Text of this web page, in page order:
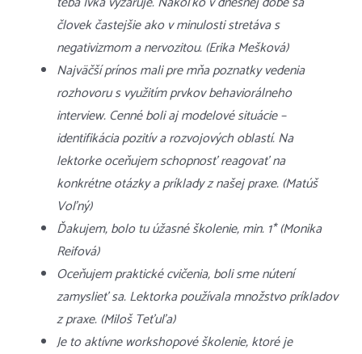
človek častejšie ako v minulosti stretáva s
negativizmom a nervozitou. (Erika Mešková)
Najväčší prínos mali pre mňa poznatky vedenia
rozhovoru s využitím prvkov behaviorálneho
interview. Cenné boli aj modelové situácie –
identifikácia pozitív a rozvojových oblastí. Na
lektorke oceňujem schopnosť reagovať na
konkrétne otázky a príklady z našej praxe. (Matúš
Voľný)
Ďakujem, bolo tu úžasné školenie, min. 1* (Monika
Reifová)
Oceňujem praktické cvičenia, boli sme nútení
zamyslieť sa. Lektorka používala množstvo príkladov
z praxe. (Miloš Teťuľa)
Je to aktívne workshopové školenie, ktoré je